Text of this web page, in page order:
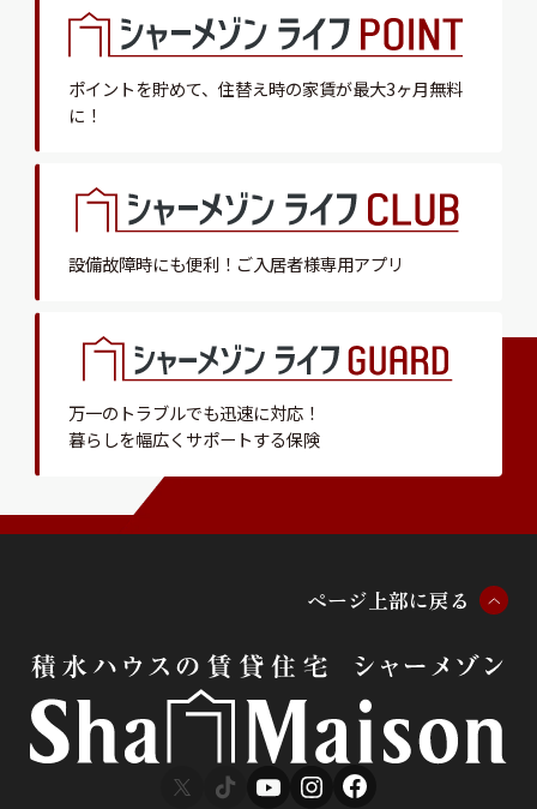
ポイントを貯めて、 住替え時の家賃が最大3ヶ月無料
に！
設備故障時にも便利！ ご入居者様専用アプリ
万一のトラブルでも迅速に対応！
暮らしを幅広くサポートする保険
ページ 上部に戻る